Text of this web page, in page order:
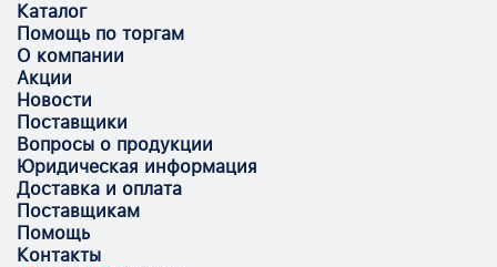
Каталог
Помощь по торгам
О компании
Акции
Новости
Поставщики
Вопросы о продукции
Юридическая информация
Доставка и оплата
Поставщикам
Помощь
Контакты